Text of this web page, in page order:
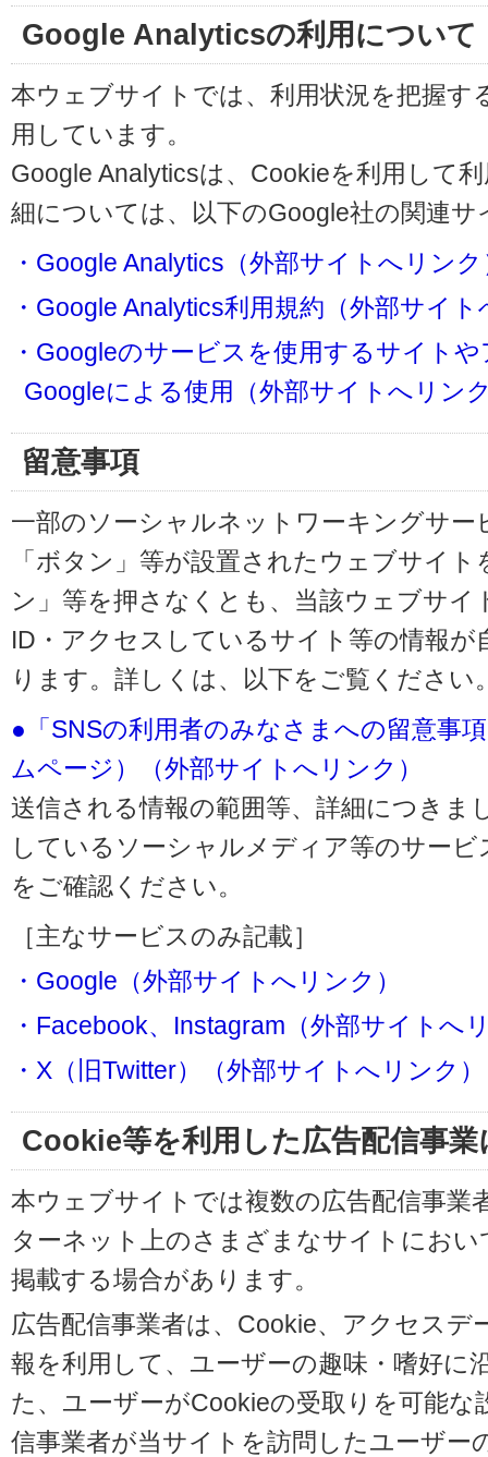
Google Analyticsの利用について
本ウェブサイトでは、利用状況を把握す
用しています。
Google Analyticsは、Cookieを利用して
細については、以下のGoogle社の関連
・Google Analytics（外部サイトへリンク
・Google Analytics利用規約（外部サイ
・Googleのサービスを使用するサイト
Googleによる使用（外部サイトへリン
留意事項
一部のソーシャルネットワーキングサー
「ボタン」等が設置されたウェブサイ
ン」等を押さなくとも、当該ウェブサイ
ID・アクセスしているサイト等の情報
ります。詳しくは、以下をご覧ください
●「SNSの利用者のみなさまへの留意事
ムページ）（外部サイトへリンク）
送信される情報の範囲等、詳細につきま
しているソーシャルメディア等のサー
をご確認ください。
［主なサービスのみ記載］
・Google（外部サイトへリンク）
・Facebook、Instagram（外部サイトへ
・X（旧Twitter）（外部サイトへリンク）
Cookie等を利用した広告配信事
本ウェブサイトでは複数の広告配信事業
ターネット上のさまざまなサイトにお
掲載する場合があります。
広告配信事業者は、Cookie、アクセスデ
報を利用して、ユーザーの趣味・嗜好に
た、ユーザーがCookieの受取りを可能
信事業者が当サイトを訪問したユーザー